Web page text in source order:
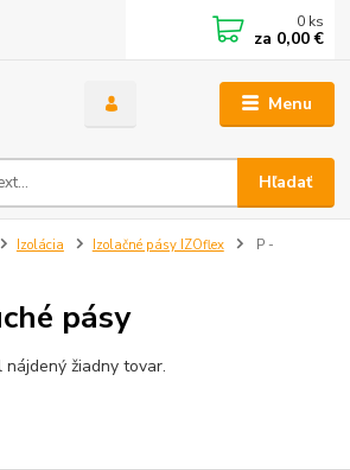
Menu
Hľadať
0 ks
za 0,00 €
Izolácia Izolačné pásy IZOflex
P -
pásy
žiadny tovar.